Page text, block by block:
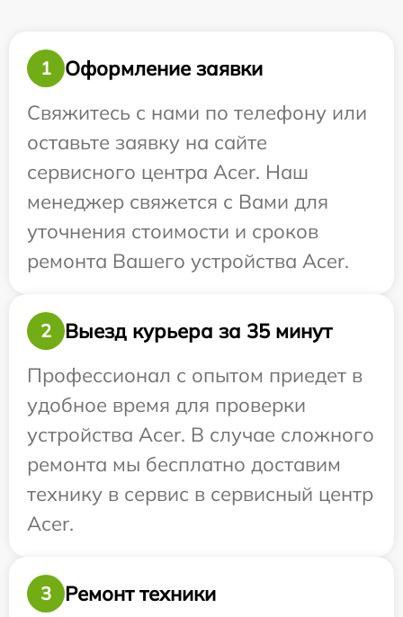
1
Оформление заявки
Свяжитесь с нами по телефону или
оставьте заявку на сайте
сервисного центра Acer. Наш
менеджер свяжется с Вами для
уточнения стоимости и сроков
ремонта Вашего устройства Acer.
2
Выезд курьера за 35 минут
Профессионал с опытом приедет в
удобное время для проверки
устройства Acer. В случае сложного
ремонта мы бесплатно доставим
технику в сервис в сервисный центр
Acer.
3 Ремонт техники